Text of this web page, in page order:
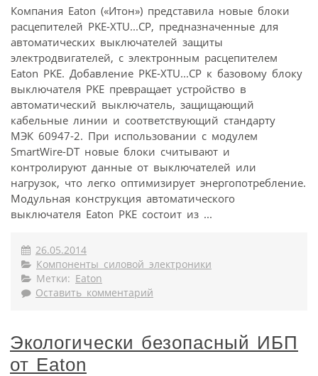
Компания Eaton («Итон») представила новые блоки
расцепителей PKE-XTU...CP, предназначенные для
автоматических выключателей защиты
электродвигателей, с электронным расцепителем
Eaton PKE. Добавление PKE-XTU...CP к базовому блоку
выключателя PKE превращает устройство в
автоматический выключатель, защищающий
кабельные линии и соответствующий стандарту
МЭК 60947-2. При использовании с модулем
SmartWire-DT новые блоки считывают и
контролируют данные от выключателей или
нагрузок, что легко оптимизирует энергопотребление.
Модульная конструкция автоматического
выключателя Eaton PKE состоит из ...
26.05.2014
Компоненты силовой электроники
Метки: Eaton
Оставить комментарий
Экологически безопасный ИБП
от Eaton